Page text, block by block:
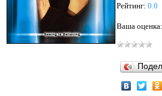
Рейтинг: 0.0
Ваша оценка: